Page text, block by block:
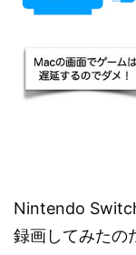
Nintendo
録画してみたの